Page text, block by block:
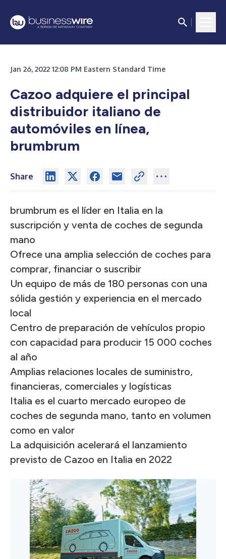
Jan 26, 2022 12:08 PM Eastern Standard Time
Cazoo adquiere el principal
distribuidor italiano de
automóviles en línea,
brumbrum
Share
brumbrum es el líder en Italia en la
suscripción y venta de coches de segunda
mano
Ofrece una amplia selección de coches para
comprar, financiar o suscribir
Un equipo de más de 180 personas con una
sólida gestión y experiencia en el mercado
local
Centro de preparación de vehículos propio
con capacidad para producir 15 000 coches
al año
Amplias relaciones locales de suministro,
financieras, comerciales y logísticas
Italia es el cuarto mercado europeo de
coches de segunda mano, tanto en volumen
como en valor
La adquisición acelerará el lanzamiento
previsto de Cazoo en Italia en 2022